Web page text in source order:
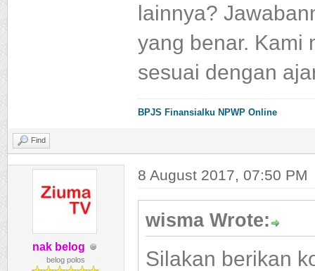
lainnya?
yang benar. Kami
sesuai dengan
BPJS Finansialku NPWP Online
Find
nak belog
belog polos
8 August 2017, 07:50 PM
wisma Wrote:
Silakan berikan